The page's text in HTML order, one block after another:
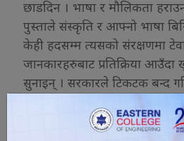
छाडदिन । भाषा र मौलिकता
पुस्ताले संस्कृति र आफ्नो भाषा
केही हदसम्म त्यसको संरक्षणमा
जानकारहरुबाट प्रतिक्रिया
सुनाइन् । सरकारले टिकटक बन्द
आफ्नै यूट्यूब च्यानल अनि ब्लग
गाउँ ठाउँलाई प्रवर्धन गर्ने